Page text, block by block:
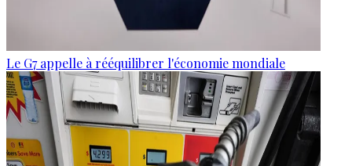
Le G7 appelle à rééquilibrer l'économie mondiale